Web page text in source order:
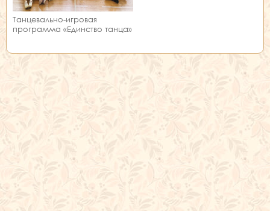
Танцевально-игровая
программа «Единство танца»